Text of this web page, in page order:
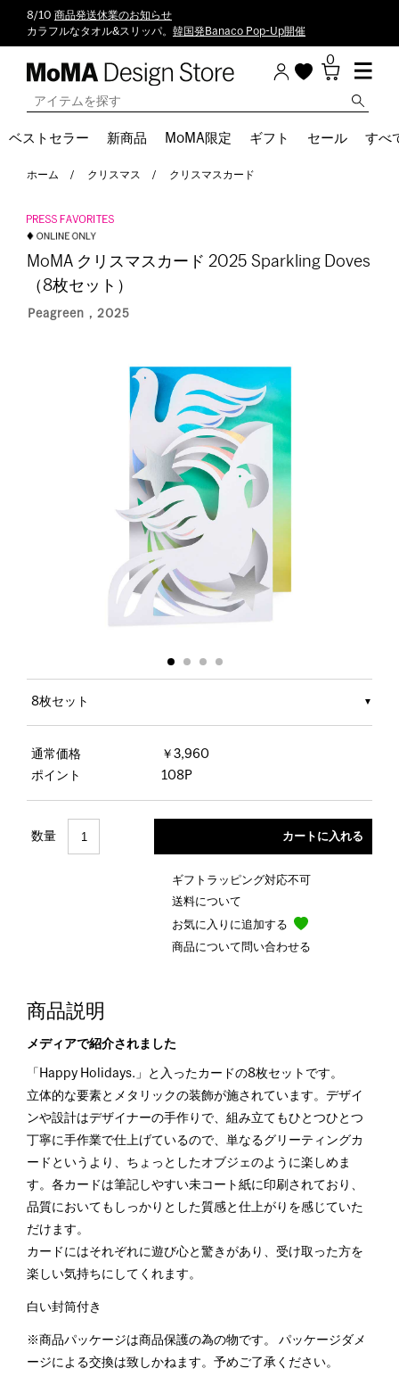
8/10 商品発送休業のお知らせ
カラフルなタオル&スリッパ。 韓国発Banaco Pop-Up開催
0
ベストセラー 新商品 MoMA限定 ギフト セール すべ
ホーム クリスマス クリスマスカード
MoMA クリスマスカード 2025 Sparkling Doves
（8枚セット）
Peagreen，2025
8枚セット
通常価格
￥3,960
ポイント
108P
数量
ギフトラッピング対応不可
送料について
お気に入りに追加する
商品について問い合わせる
商品説明
メディアで紹介されました
「Happy Holidays.」と入ったカードの8枚セットです。
立体的な要素とメタリックの装飾が施されています。デザイ
ンや設計はデザイナーの手作りで、組み立てもひとつひとつ
丁寧に手作業で仕上げているので、単なるグリーティングカ
ードというより、ちょっとしたオブジェのように楽しめま
す。各カードは筆記しやすい未コート紙に印刷されており、
品質においてもしっかりとした質感と仕上がりを感じていた
だけます。
カードにはそれぞれに遊び心と驚きがあり、受け取った方を
楽しい気持ちにしてくれます。
白い封筒付き
※商品パッケージは商品保護の為の物です。 パッケージダメ
ージによる交換は致しかねます。予めご了承ください。